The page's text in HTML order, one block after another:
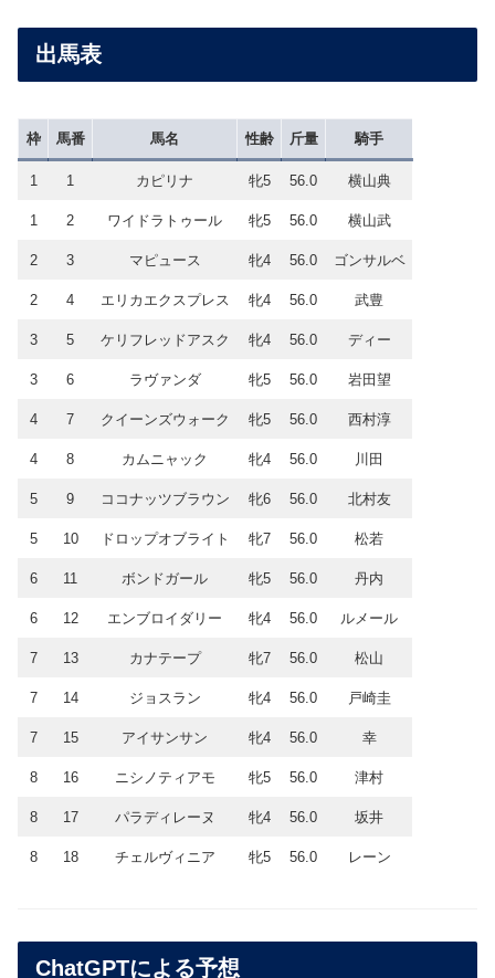
出馬表
枠 馬番 馬名 性齢 斤量 騎手
1 1 カピリナ 牝5 56.0 横山典
1 2 ワイドラトゥール 牝5 56.0 横山武
2 3 マピュース 牝4 56.0 ゴンサルベ
2 4 エリカエクスプレス 牝4 56.0 武豊
3 5 ケリフレッドアスク 牝4 56.0 ディー
3 6 ラヴァンダ 牝5 56.0 岩田望
4 7 クイーンズウォーク 牝5 56.0 西村淳
4 8 カムニャック 牝4 56.0 川田
5 9 ココナッツブラウン 牝6 56.0 北村友
5 10 ドロップオブライト 牝7 56.0 松若
6 11 ボンドガール 牝5 56.0 丹内
6 12 エンブロイダリー 牝4 56.0 ルメール
7 13 カナテープ 牝7 56.0 松山
7 14 ジョスラン 牝4 56.0 戸崎圭
7 15 アイサンサン 牝4 56.0 幸
8 16 ニシノティアモ 牝5 56.0 津村
8 17 パラディレーヌ 牝4 56.0 坂井
8 18 チェルヴィニア 牝5 56.0 レーン
ChatGPTによる予想